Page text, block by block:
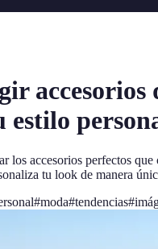
accesorios
estilo
los accesorios perfectos que
tu look de manera
#moda#tendencias#